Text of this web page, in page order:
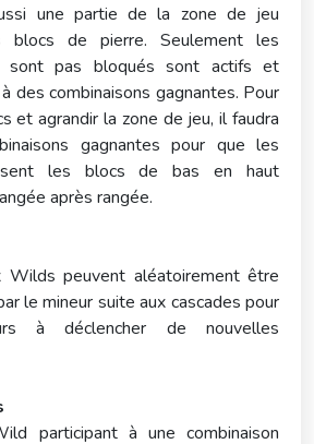
une partie de la zone de jeu
blocs de pierre. Seulement les
sont pas bloqués sont actifs et
des combinaisons gagnantes. Pour
et agrandir la zone de jeu, il faudra
gagnantes pour que les
les blocs de bas en haut
après rangée.
Wilds peuvent aléatoirement être
le mineur suite aux cascades pour
à déclencher de nouvelles
participant à une combinaison